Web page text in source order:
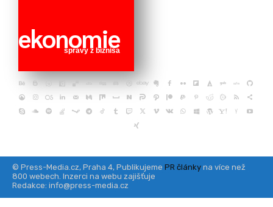
ekonomie
správy z biznisa
© Press-Media.cz, Praha 4, Publikujeme PR články na více než
800 webech. Inzerci na webu zajišťuje
Redakce: info@press-media.cz